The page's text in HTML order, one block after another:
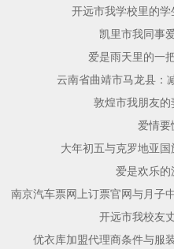
开远市我学校里的
凯里市我同事
爱是雨天里的一
云南省曲靖市马龙县：
敦煌市我朋友
爱情要
大年初五与克罗地亚
爱是欢乐的
南京汽车票网上订票官网与月子
开远市我校友
优衣库加盟代理商条件与服